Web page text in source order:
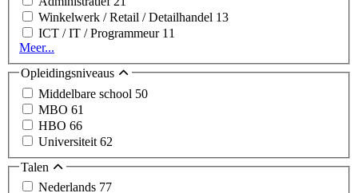
Winkelwerk / Retail / Detailhandel 13
ICT / IT / Programmeur 11
Meer...
Opleidingsniveaus
Middelbare school 50
MBO 61
HBO 66
Universiteit 62
Talen
Nederlands 77